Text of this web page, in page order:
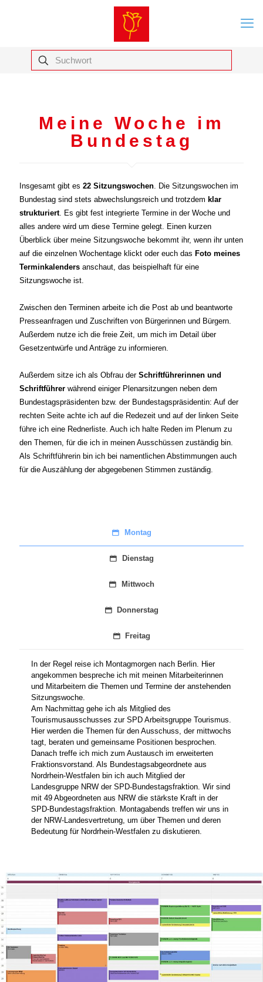
Meine Woche im
Bundestag
Insgesamt gibt es 22 Sitzungswochen. Die Sitzungswochen im
Bundestag sind stets abwechslungsreich und trotzdem klar
strukturiert. Es gibt fest integrierte Termine in der Woche und
alles andere wird um diese Termine gelegt. Einen kurzen
Überblick über meine Sitzungswoche bekommt ihr, wenn ihr unten
auf die einzelnen Wochentage klickt oder euch das Foto meines
Terminkalenders anschaut, das beispielhaft für eine
Sitzungswoche ist.
Zwischen den Terminen arbeite ich die Post ab und beantworte
Presseanfragen und Zuschriften von Bürgerinnen und Bürgern.
Außerdem nutze ich die freie Zeit, um mich im Detail über
Gesetzentwürfe und Anträge zu informieren.
Außerdem sitze ich als Obfrau der Schriftführerinnen und
Schriftführer während einiger Plenarsitzungen neben dem
Bundestagspräsidenten bzw. der Bundestagspräsidentin: Auf der
rechten Seite achte ich auf die Redezeit und auf der linken Seite
führe ich eine Rednerliste. Auch ich halte Reden im Plenum zu
den Themen, für die ich in meinen Ausschüssen zuständig bin.
Als Schriftführerin bin ich bei namentlichen Abstimmungen auch
für die Auszählung der abgegebenen Stimmen zuständig.
Montag
Dienstag
Mittwoch
Donnerstag
Freitag
In der Regel reise ich Montagmorgen nach Berlin. Hier
angekommen bespreche ich mit meinen Mitarbeiterinnen
und Mitarbeitern die Themen und Termine der anstehenden
Sitzungswoche.
Am Nachmittag gehe ich als Mitglied des
Tourismusausschusses zur SPD Arbeitsgruppe Tourismus.
Hier werden die Themen für den Ausschuss, der mittwochs
tagt, beraten und gemeinsame Positionen besprochen.
Danach treffe ich mich zum Austausch im erweiterten
Fraktionsvorstand. Als Bundestagsabgeordnete aus
Nordrhein-Westfalen bin ich auch Mitglied der
Landesgruppe NRW der SPD-Bundestagsfraktion. Wir sind
mit 49 Abgeordneten aus NRW die stärkste Kraft in der
SPD-Bundestagsfraktion. Montagabends treffen wir uns in
der NRW-Landesvertretung, um über Themen und deren
Bedeutung für Nordrhein-Westfalen zu diskutieren.